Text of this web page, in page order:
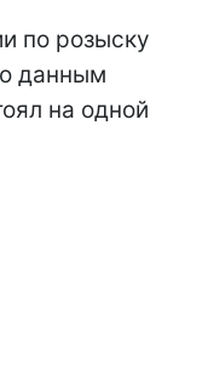
по розыску
данным
на одной